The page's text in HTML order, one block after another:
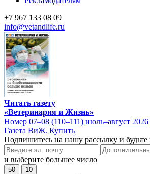
+7 967 133 08 09
info@vetandlife.ru
Читать газету
«Ветеринария и Жизнь»
Номер 07–08 (110–111) июль–август 2026
Газета ВиЖ. Купить
Подпишитесь на нашу рассылку и будьте
и выберите большее число
50 10